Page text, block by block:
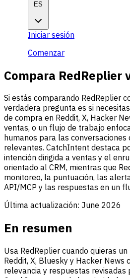
ES
Iniciar sesión
Comenzar
Compara RedReplier
Si estás comparando RedReplier
verdadera pregunta es si
de compra en Reddit, X, Hacker
ventas, o un flujo de trabajo
humanos para las conversaciones
relevantes. CatchIntent destaca
intención dirigida a ventas y el
orientado al CRM, mientras que
monitoreo, la puntuación, las
API/MCP y las respuestas en un
Última actualización: June 2026
En resumen
Usa RedReplier cuando quieras
Reddit, X, Bluesky y Hacker News
relevancia y respuestas revisadas